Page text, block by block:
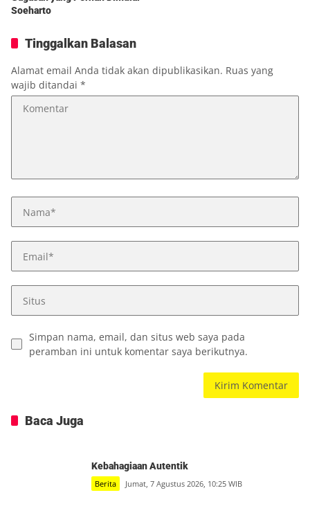
Soeharto
Tinggalkan Balasan
Alamat email Anda tidak akan dipublikasikan. Ruas yang
wajib ditandai *
Simpan nama, email, dan situs web saya pada
peramban ini untuk komentar saya berikutnya.
Baca Juga
Kebahagiaan Autentik
Berita Jumat, 7 Agustus 2026, 10:25 WIB